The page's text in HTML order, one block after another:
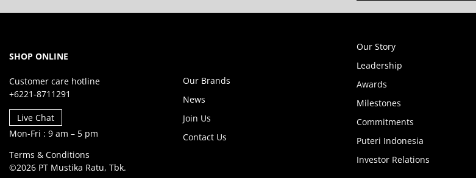
SHOP ONLINE
Customer care hotline
+6221-8711291
Live Chat
Mon-Fri : 9 am – 5 pm
Terms & Conditions
©2026 PT Mustika Ratu, Tbk.
Our Brands
News
Join Us
Contact Us
Our Story
Leadership
Awards
Milestones
Commitments
Puteri Indonesia
Investor Relations